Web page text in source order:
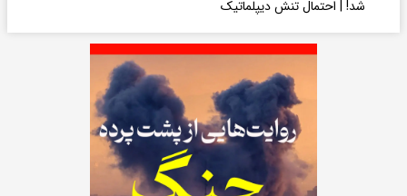
شد! | احتمال تنش دیپلماتیک